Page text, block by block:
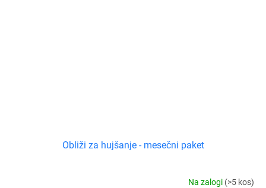
Obliži za hujšanje - mesečni paket
Na zalogi (>5 kos)